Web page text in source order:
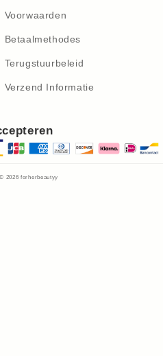
Voorwaarden
Betaalmethodes
Terugstuurbeleid
Verzend Informatie
2026forherbeautyy